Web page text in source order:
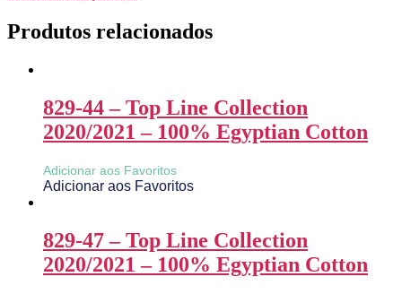
Produtos relacionados
829-44 – Top Line Collection
2020/2021 – 100% Egyptian Cotton
Adicionar aos Favoritos
Adicionar aos Favoritos
829-47 – Top Line Collection
2020/2021 – 100% Egyptian Cotton